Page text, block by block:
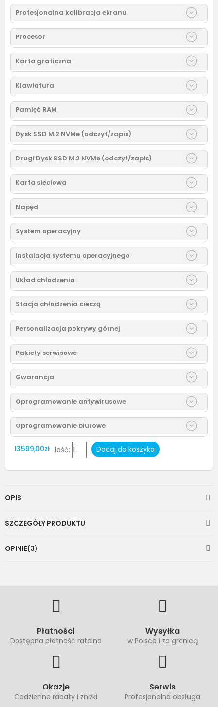
Profesjonalna kalibracja ekranu
Procesor
Karta graficzna
Klawiatura
Pamięć RAM
Dysk SSD M.2 NVMe (odczyt/zapis)
Drugi Dysk SSD M.2 NVMe (odczyt/zapis)
Karta sieciowa
Napęd
System operacyjny
Instalacja systemu operacyjnego
Układ chłodzenia
Stacja chłodzenia cieczą
Personalizacja pokrywy górnej
Pakiety serwisowe
Gwarancja
Oprogramowanie antywirusowe
Oprogramowanie biurowe
13599,00zł Ilość: Dodaj do koszyka
OPIS
SZCZEGÓŁY PRODUKTU
OPINIE(3)
Płatności
Dostępna płatność ratalna
Wysyłka
w Polsce i za granicą
Okazje
Codzienne rabaty i zniżki
Serwis
Profesjonalna obsługa